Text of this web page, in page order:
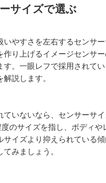
サイズで選ぶ
いやすさを左右するセンサ
作り上げるイメージセンサ
す。一眼レフで採用されて
説します。
ていないなら、センサーサ
のサイズを指し、ボディ
サイズより抑えられている
みましょう。